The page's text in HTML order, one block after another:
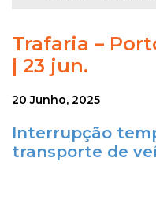
Trafaria –
| 23 jun.
20 Junho, 2025
Interrupção
transporte de